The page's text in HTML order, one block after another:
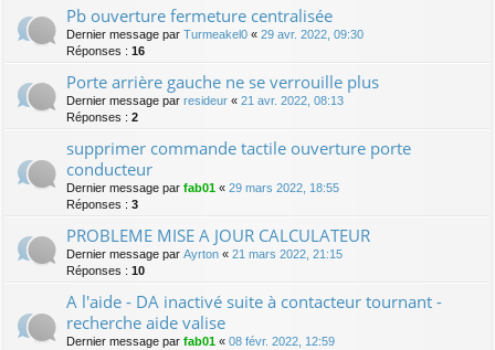
Pb ouverture fermeture centralisée
Dernier message par Turmeakel0 « 29 avr. 2022, 09:30
Réponses : 16
Porte arrière gauche ne se verrouille plus
Dernier message par resideur « 21 avr. 2022, 08:13
Réponses : 2
supprimer commande tactile ouverture porte
conducteur
Dernier message par fab01 « 29 mars 2022, 18:55
Réponses : 3
PROBLEME MISE A JOUR CALCULATEUR
Dernier message par Ayrton « 21 mars 2022, 21:15
Réponses : 10
A l'aide - DA inactivé suite à contacteur tournant -
recherche aide valise
Dernier message par fab01 « 08 févr. 2022, 12:59